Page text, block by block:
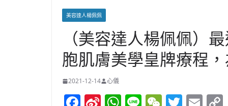
美容達人楊佩佩
（美容達人楊佩佩）
胞肌膚美學皇牌療程
2021-12-14 心儀